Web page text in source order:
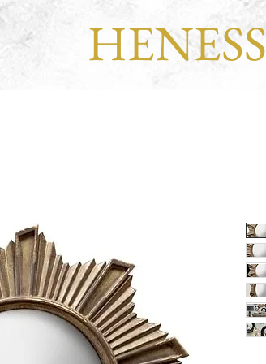
HENESS